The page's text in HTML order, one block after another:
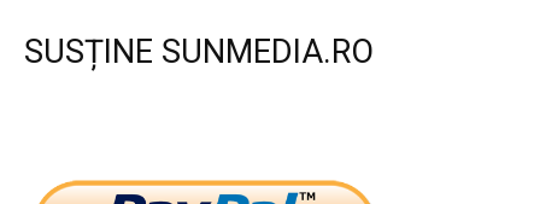
SUSȚINE SUNMEDIA.RO